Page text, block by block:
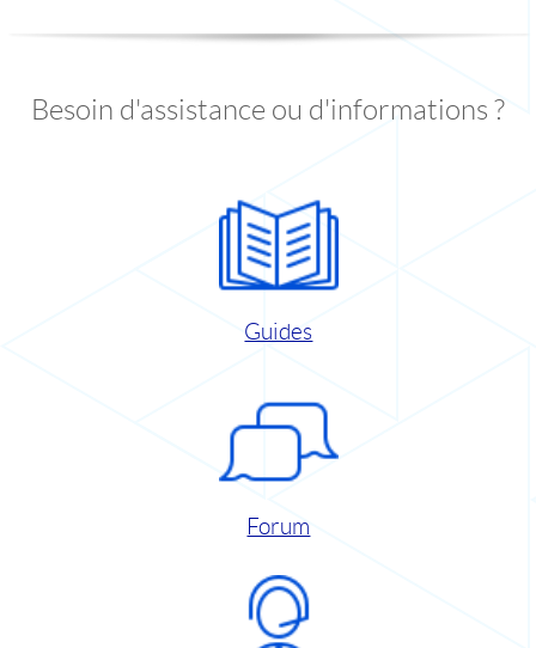
Besoin d'assistance ou d'informations ?
Guides
Forum